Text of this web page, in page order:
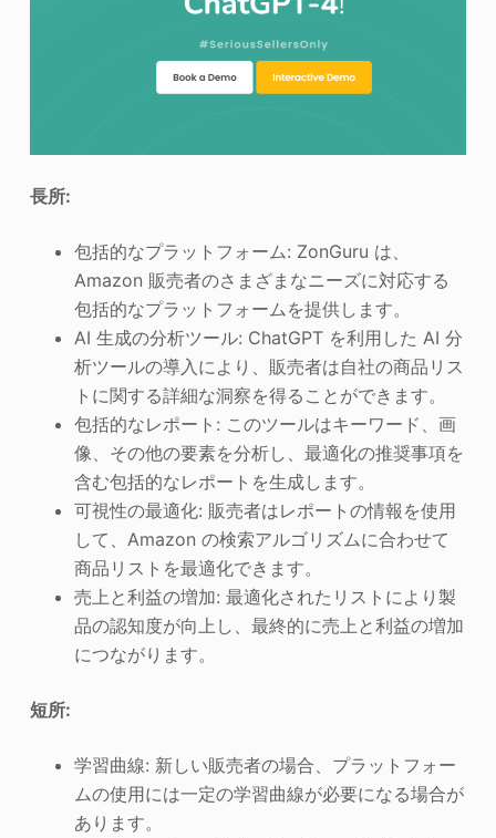
長所:
包括的なプラットフォーム: ZonGuru は、
Amazon 販売者のさまざまなニーズに対応する
包括的なプラットフォームを提供します。
AI 生成の分析ツール: ChatGPT を利用した AI 分
析ツールの導入により、販売者は自社の商品リス
トに関する詳細な洞察を得ることができます。
包括的なレポート: このツールはキーワード、画
像、その他の要素を分析し、最適化の推奨事項を
含む包括的なレポートを生成します。
可視性の最適化: 販売者はレポートの情報を使用
して、Amazon の検索アルゴリズムに合わせて
商品リストを最適化できます。
売上と利益の増加: 最適化されたリストにより製
品の認知度が向上し、最終的に売上と利益の増加
につながります。
短所:
学習曲線: 新しい販売者の場合、プラットフォー
ムの使用には一定の学習曲線が必要になる場合が
あります。